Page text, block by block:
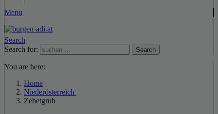
Menu
Search
Search for:
Search
You are here:
Home
Niederösterreich
Zehetgrub